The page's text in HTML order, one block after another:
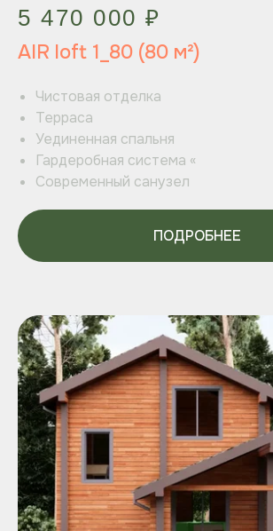
5 470 000 ₽
AIR loft 1_80 (80 м²)
Чистовая отделка
Терраса
Уединенная спальня
Гардеробная система «
Современный санузел
ПОДРОБНЕЕ